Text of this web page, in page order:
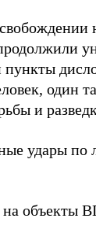
пункты
один
и
удары по
объекты